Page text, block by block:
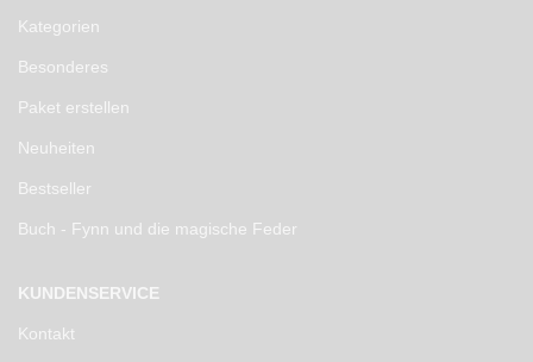
Kategorien
Besonderes
Paket erstellen
Neuheiten
Bestseller
Buch - Fynn und die magische Feder
KUNDENSERVICE
Kontakt